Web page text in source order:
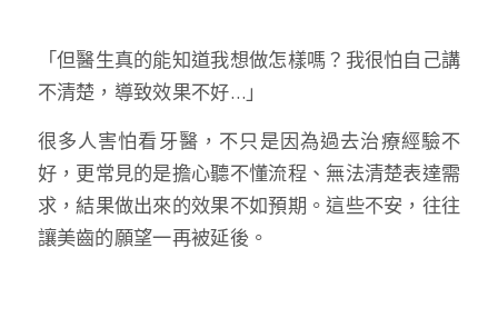
「但醫生真的能知道我想做怎樣嗎？我很怕自己講
不清楚，導致效果不好…」
很多人害怕看牙醫，不只是因為過去治療經驗不
好，更常見的是擔心聽不懂流程、無法清楚表達需
求，結果做出來的效果不如預期。這些不安，往往
讓美齒的願望一再被延後。